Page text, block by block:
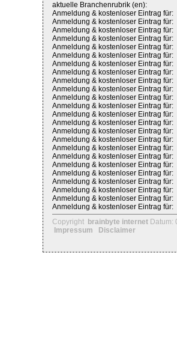
aktuelle Branchenrubrik (en):
Anmeldung & kostenloser Eintrag für:
Anmeldung & kostenloser Eintrag für:
Anmeldung & kostenloser Eintrag für:
Anmeldung & kostenloser Eintrag für:
Anmeldung & kostenloser Eintrag für:
Anmeldung & kostenloser Eintrag für:
Anmeldung & kostenloser Eintrag für:
Anmeldung & kostenloser Eintrag für:
Anmeldung & kostenloser Eintrag für:
Anmeldung & kostenloser Eintrag für:
Anmeldung & kostenloser Eintrag für:
Anmeldung & kostenloser Eintrag für:
Anmeldung & kostenloser Eintrag für:
Anmeldung & kostenloser Eintrag für:
Anmeldung & kostenloser Eintrag für:
Anmeldung & kostenloser Eintrag für:
Anmeldung & kostenloser Eintrag für:
Anmeldung & kostenloser Eintrag für:
Anmeldung & kostenloser Eintrag für:
Anmeldung & kostenloser Eintrag für:
Anmeldung & kostenloser Eintrag für:
Anmeldung & kostenloser Eintrag für:
Anmeldung & kostenloser Eintrag für:
Anmeldung & kostenloser Eintrag für:
Copyright brainbyte internet Datum:
Impressum
Disclaimer